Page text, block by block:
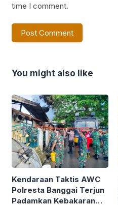
time I comment.
You might also like
Kendaraan Taktis AWC
Polresta Banggai Terjun
Padamkan Kebakaran